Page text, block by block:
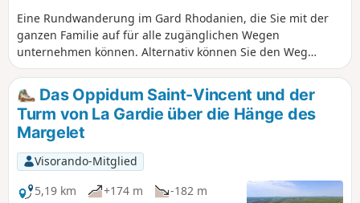
Eine Rundwanderung im Gard Rhodanien, die Sie mit der
ganzen Familie auf für alle zugänglichen Wegen
unternehmen können. Alternativ können Sie den Weg
nehmen, der die Punkte (3) und (7) direkt verbindet,
wodurch sich die Länge der Rundwanderung auf 10 km
verkürzt.Das Oppidum Saint-Vincent und der
Turm von La Gardie über die Hänge des
Margelet
Visorando-Mitglied
5,19 km
+174 m
-182 m